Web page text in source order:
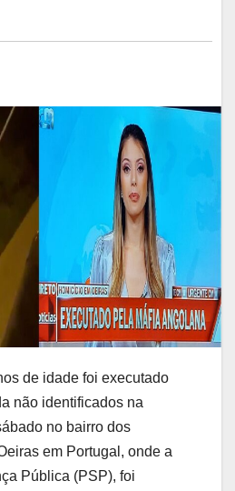
de idade foi executado
não identificados na
no bairro dos
em Portugal, onde a
Pública (PSP), foi